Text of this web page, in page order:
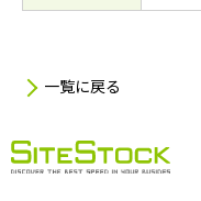
一覧に戻る